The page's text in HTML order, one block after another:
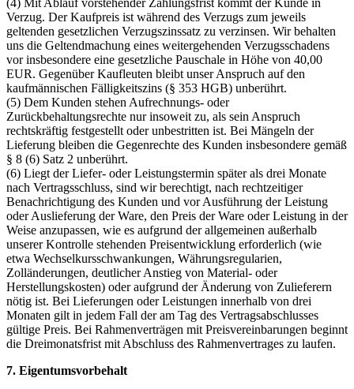
Verzug. Der Kaufpreis ist während des Verzugs zum jeweils
geltenden gesetzlichen Verzugszinssatz zu verzinsen. Wir behalten
uns die Geltendmachung eines weitergehenden Verzugsschadens
vor insbesondere eine gesetzliche Pauschale in Höhe von 40,00
EUR. Gegenüber Kaufleuten bleibt unser Anspruch auf den
kaufmännischen Fälligkeitszins (§ 353 HGB) unberührt.
(5) Dem Kunden stehen Aufrechnungs- oder
Zurückbehaltungsrechte nur insoweit zu, als sein Anspruch
rechtskräftig festgestellt oder unbestritten ist. Bei Mängeln der
Lieferung bleiben die Gegenrechte des Kunden insbesondere gemäß
§ 8 (6) Satz 2 unberührt.
(6) Liegt der Liefer- oder Leistungstermin später als drei Monate
nach Vertragsschluss, sind wir berechtigt, nach rechtzeitiger
Benachrichtigung des Kunden und vor Ausführung der Leistung
oder Auslieferung der Ware, den Preis der Ware oder Leistung in der
Weise anzupassen, wie es aufgrund der allgemeinen außerhalb
unserer Kontrolle stehenden Preisentwicklung erforderlich (wie
etwa Wechselkursschwankungen, Währungsregularien,
Zolländerungen, deutlicher Anstieg von Material- oder
Herstellungskosten) oder aufgrund der Änderung von Zulieferern
nötig ist. Bei Lieferungen oder Leistungen innerhalb von drei
Monaten gilt in jedem Fall der am Tag des Vertragsabschlusses
gültige Preis. Bei Rahmenverträgen mit Preisvereinbarungen beginnt
die Dreimonatsfrist mit Abschluss des Rahmenvertrages zu laufen.
7. Eigentumsvorbehalt